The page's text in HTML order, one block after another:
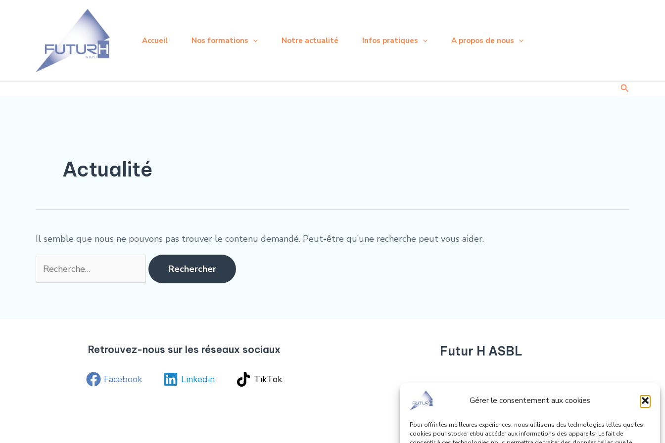
Gérer le consentement aux cookies
Pour offrir les meilleures expériences, nous utilisons des technologies telles que les
cookies pour stocker et/ou accéder aux informations des appareils. Le fait de
Accueil Nos formations Notre actualité Infos pratiques A propos de nous
Rechercher
Actualité
Il semble que nous ne pouvons pas trouver le contenu demandé. Peut-être qu’une recherche peut vous aider.
Retrouvez-nous sur les réseaux sociaux
Facebook Linkedin TikTok
Futur H ASBL
Rue Fosse-Aux-Raines 38 4020 Liège
04/344.17.73 0483/20.08.03